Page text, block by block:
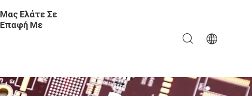
Μας Ελάτε Σε
Επαφή Με